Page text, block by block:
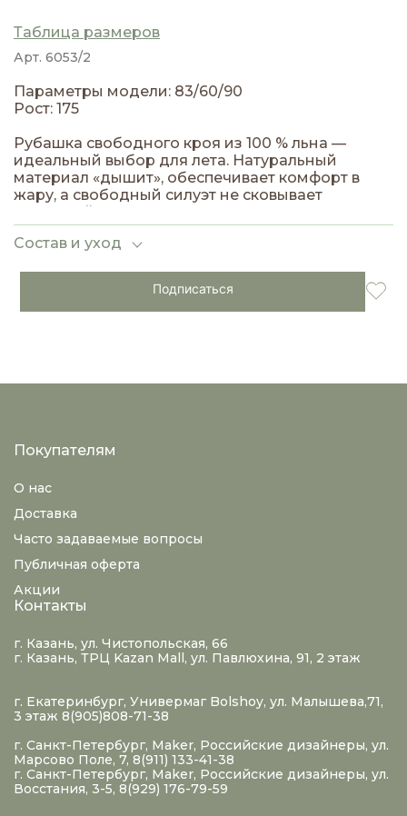
Таблица размеров
Подписаться
Арт. 6053/2
Параметры модели: 83/60/90
Рост: 175
Рубашка свободного кроя из 100 % льна —
идеальный выбор для лета. Натуральный
материал «дышит», обеспечивает комфорт в
жару, а свободный силуэт не сковывает
движений.
Состав и уход
Покупателям
О нас
Доставка
Часто задаваемые вопросы
Публичная оферта
Акции
Контакты
г. Казань, ул. Чистопольская, 66
г. Казань, ТРЦ Kazan Mall, ул. Павлюхина, 91, 2 этаж
г. Екатеринбург, Универмаг Bolshoy, ул. Малышева,71,
3 этаж 8(905)808-71-38
г. Санкт-Петербург, Maker, Российские дизайнеры, ул.
Марсово Поле, 7, 8(911) 133-41-38
г. Санкт-Петербург, Maker, Российские дизайнеры, ул.
Восстания, 3-5, 8(929) 176-79-59